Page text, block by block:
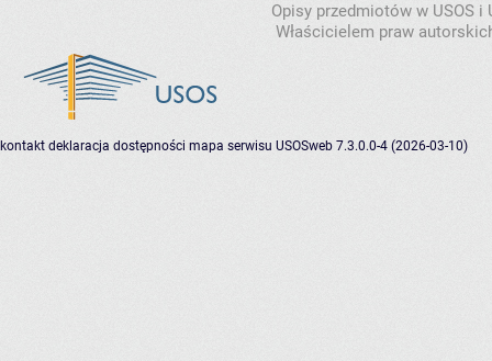
Opisy przedmiotów w USOS
Właścicielem praw
kontakt deklaracja dostępności mapa serwisu USOSweb 7.3.0.0-4 (2026-03-10)